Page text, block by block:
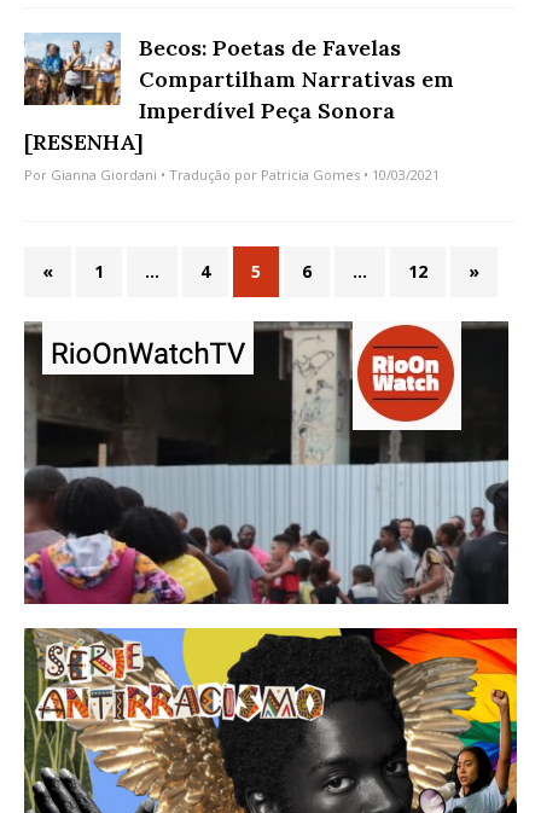
Becos: Poetas de Favelas
Compartilham Narrativas em
Imperdível Peça Sonora
[RESENHA]
Por Gianna Giordani • Tradução por Patricia Gomes • 10/03/2021
« 1 … 4 5 6 … 12 »